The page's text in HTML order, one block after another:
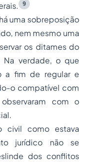
9
uma sobreposição
nem mesmo uma
os ditames do
verdade, o que
a fim de regular e
o compatível com
com o
civil como estava
jurídico não se
dos conflitos